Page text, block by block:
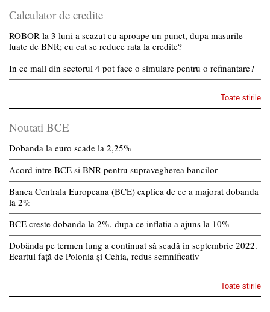
Calculator de credite
ROBOR la 3 luni a scazut cu aproape un punct, dupa masurile
luate de BNR; cu cat se reduce rata la credite?
In ce mall din sectorul 4 pot face o simulare pentru o refinantare?
Toate stirile
Noutati BCE
Dobanda la euro scade la 2,25%
Acord intre BCE si BNR pentru supravegherea bancilor
Banca Centrala Europeana (BCE) explica de ce a majorat dobanda
la 2%
BCE creste dobanda la 2%, dupa ce inflatia a ajuns la 10%
Dobânda pe termen lung a continuat să scadă in septembrie 2022.
Ecartul față de Polonia și Cehia, redus semnificativ
Toate stirile